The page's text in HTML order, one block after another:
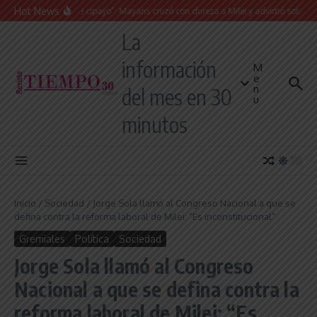
Saltar al contenido
Hot News
“Presidente cipayo”: Mayans cruzó con dureza a Milei y advirtió sobre un
La
información
del mes en 30
minutos
M
e
n
u
Inicio / Sociedad / Jorge Sola llamó al Congreso Nacional a que se
defina contra la reforma laboral de Milei: “Es inconstitucional”
Gremiales Política Sociedad
Jorge Sola llamó al Congreso
Nacional a que se defina contra la